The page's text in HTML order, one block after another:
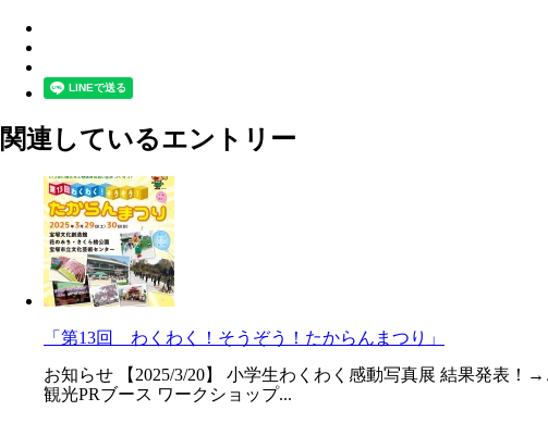
関連しているエントリー
「第13回 わくわく！そうぞう！たからんまつり」
お知らせ 【2025/3/20】 小学生わくわく感動写真展 結果発表！
観光PRブース ワークショップ...